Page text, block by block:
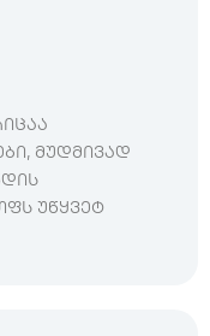
მუდმივად
უწყვეტ